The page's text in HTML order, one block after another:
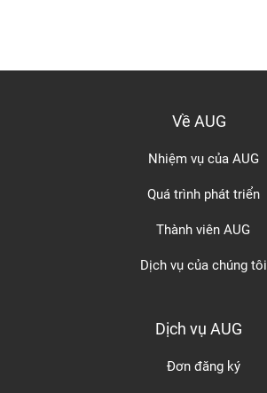
Về AUG
Nhiệm vụ của AUG
Quá trình phát triển
Thành viên AUG
Dịch vụ của chúng tôi
Dịch vụ AUG
Đơn đăng ký